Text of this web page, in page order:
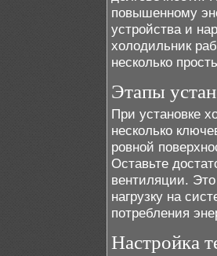
повышенному
устройства и
холодильник
несколько
Этапы
При установке
несколько
ровной
Оставьте
вентиляции.
нагрузку на
потребления
Настройка